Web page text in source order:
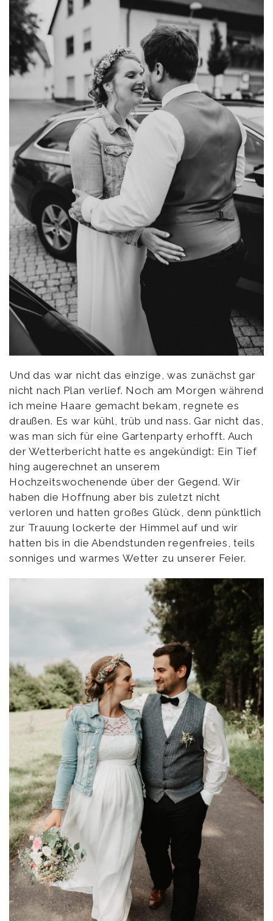
Und das war nicht das einzige, was zunächst gar
nicht nach Plan verlief. Noch am Morgen während
ich meine Haare gemacht bekam, regnete es
draußen. Es war kühl, trüb und nass. Gar nicht das,
was man sich für eine Gartenparty erhofft. Auch
der Wetterbericht hatte es angekündigt: Ein Tief
hing augerechnet an unserem
Hochzeitswochenende über der Gegend. Wir
haben die Hoffnung aber bis zuletzt nicht
verloren und hatten großes Glück, denn pünktlich
zur Trauung lockerte der Himmel auf und wir
hatten bis in die Abendstunden regenfreies, teils
sonniges und warmes Wetter zu unserer Feier.